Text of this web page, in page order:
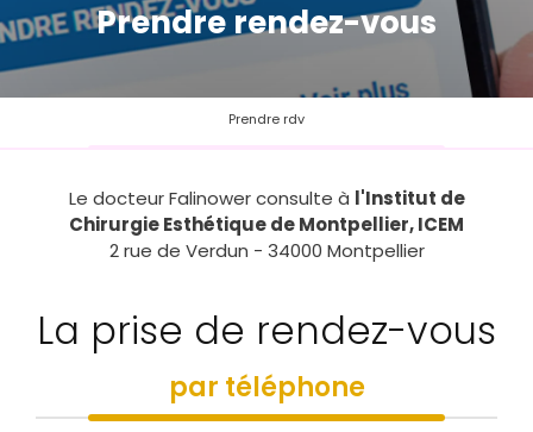
Prendre rendez-vous
Prendre rdv
Le docteur Falinower consulte à l'Institut de
Chirurgie Esthétique de Montpellier, ICEM
2 rue de Verdun - 34000 Montpellier
La prise de rendez-vous
par téléphone